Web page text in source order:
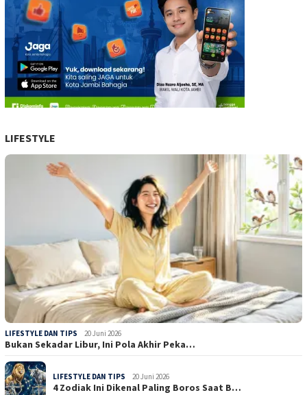
LIFESTYLE
LIFESTYLE DAN TIPS 20 Juni 2026
Bukan Sekadar Libur, Ini Pola Akhir Peka…
LIFESTYLE DAN TIPS 20 Juni 2026
4 Zodiak Ini Dikenal Paling Boros Saat B…